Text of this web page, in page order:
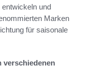
und
Marken
für saisonale
verschiedenen